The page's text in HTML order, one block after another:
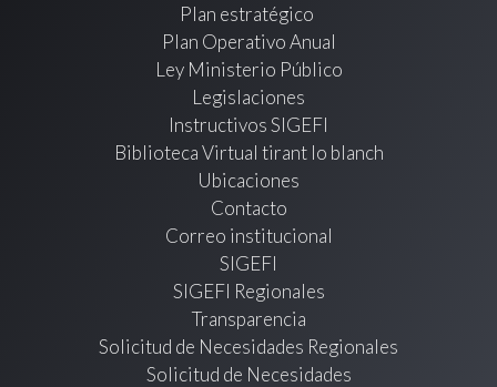
Plan estratégico
Plan Operativo Anual
Ley Ministerio Público
Legislaciones
Instructivos SIGEFI
Biblioteca Virtual tirant lo blanch
Ubicaciones
Contacto
Correo institucional
SIGEFI
SIGEFI Regionales
Transparencia
Solicitud de Necesidades Regionales
Solicitud de Necesidades